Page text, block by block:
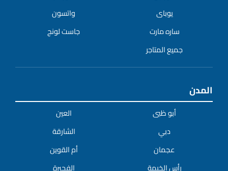
يوباى
واتسون
ساره مارت
جاست لونج
جميع المتاجر
المدن
أبو ظبى
العين
دبي
الشارقة
عجمان
أم القوين
رأس الخيمة
الفجيرة